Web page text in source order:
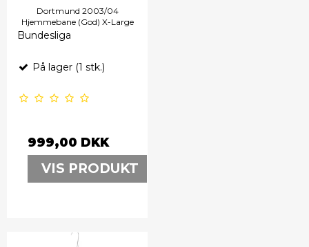
Dortmund 2003/04
Hjemmebane (God) X-Large
Bundesliga
På lager (1 stk.)
999,00 DKK
VIS PRODUKT